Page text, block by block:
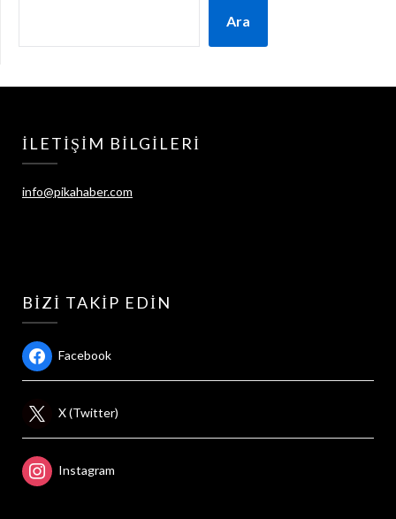
Ara
İLETIŞIM BILGILERI
info@pikahaber.com
BIZI TAKIP EDIN
Facebook
X (Twitter)
Instagram